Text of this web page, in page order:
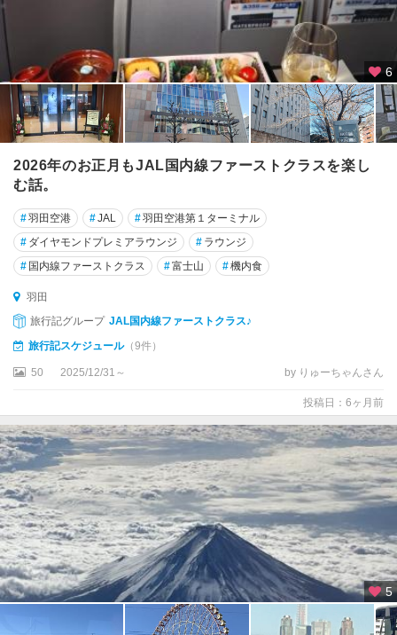
大
井
町
蒲
田
馬
込
・
池
上
吉
祥
寺
三
・
府
中
・
多
摩
高
尾
・
八
6
2026年のお正月もJAL国内線ファーストクラスを楽し
む話。
#羽田空港 #JAL #羽田空港第１ターミナル
# ダイヤモンドプレミアラウンジ # ラウンジ
# 国内線ファーストクラス #富士山 #機内食
羽田
旅行記グループ JAL国内線ファーストクラス♪
旅行記スケジュール（9件）
50 2025/12/31～ by りゅーちゃんさん
投稿日：6ヶ月前
5